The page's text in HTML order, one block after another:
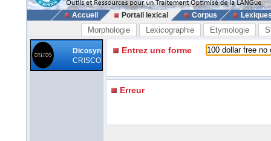
Accueil Portail lexical Corpus
Morphologie Lexicographie Etymologie
Dicosyn
CRISCO
Entrez une forme
Erreur